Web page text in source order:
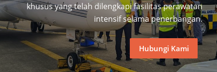
khusus yang telah dilengkapi fasilitas perawatan
intensif selama penerbangan.
Hubungi Kami